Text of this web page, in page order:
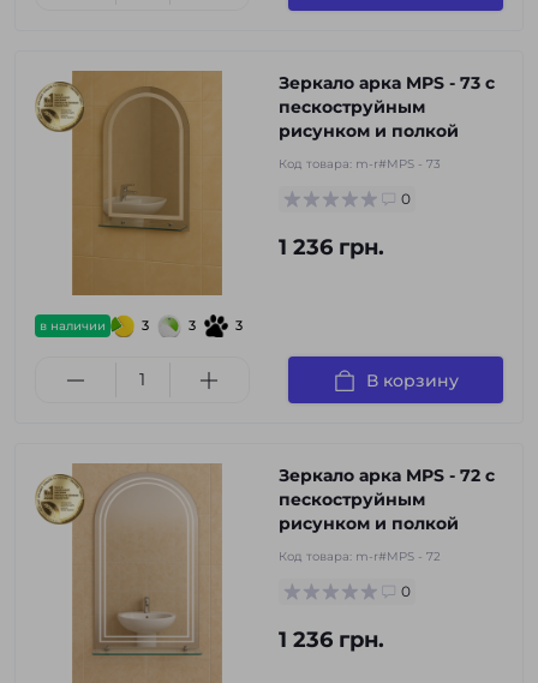
в наличии 3 3 3
Зеркало арка MPS - 73 с
пескоструйным
рисунком и полкой
Код товара: m-r#MPS - 73
0
1 236 грн.
В корзину
Зеркало арка MPS - 72 с
пескоструйным
рисунком и полкой
Код товара: m-r#MPS - 72
0
1 236 грн.